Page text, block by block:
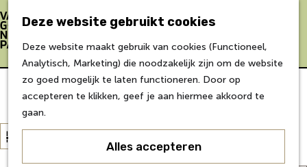
Deze website gebruikt cookies
Deze website maakt gebruik van cookies (Functioneel,
Analytisch, Marketing) die noodzakelijk zijn om de website
zo goed mogelijk te laten functioneren. Door op
accepteren te klikken, geef je aan hiermee akkoord te
gaan.
Alles accepteren
a
a
o
e
k
e
a
a
r
t
M
e
n
u
Eten & Drinken
accommodaties
Inspiratie
Over Van Gogh
Agenda
Over ons
Van Gogh locaties
W
a
o